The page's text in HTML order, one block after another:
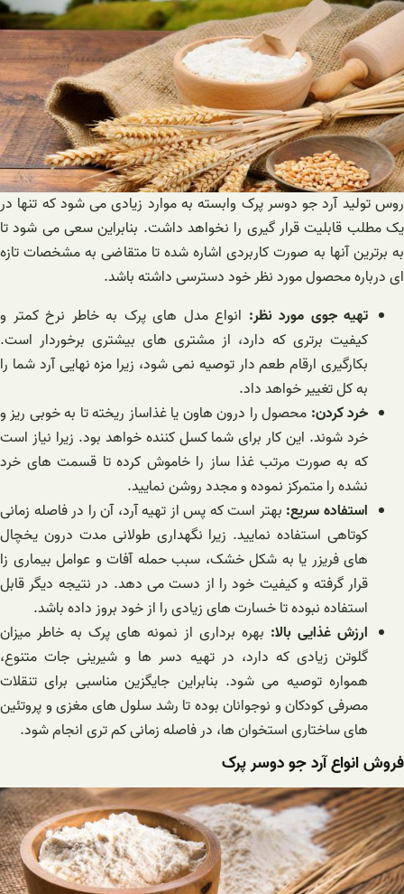
روس تولید آرد جو دوسر پرک وابسته به موارد زیادی می شود که تنها در
یک مطلب قابلیت قرار گیری را نخواهد داشت. بنابراین سعی می شود تا
به برترین آنها به صورت کاربردی اشاره شده تا متقاضی به مشخصات تازه
ای درباره محصول مورد نظر خود دسترسی داشته باشد.
تهیه جوی مورد نظر: انواع مدل های پرک به خاطر نرخ کمتر و
کیفیت برتری که دارد، از مشتری های بیشتری برخوردار است.
بکارگیری ارقام طعم دار توصیه نمی شود، زیرا مزه نهایی آرد شما را
به کل تغییر خواهد داد.
خرد کردن: محصول را درون هاون یا غذاساز ریخته تا به خوبی ریز و
خرد شوند. این کار برای شما کسل کننده خواهد بود. زیرا نیاز است
که به صورت مرتب غذا ساز را خاموش کرده تا قسمت های خرد
نشده را متمرکز نموده و مجدد روشن نمایید.
استفاده سریع: بهتر است که پس از تهیه آرد، آن را در فاصله زمانی
کوتاهی استفاده نمایید. زیرا نگهداری طولانی مدت درون یخچال
های فریزر یا به شکل خشک، سبب حمله آفات و عوامل بیماری زا
قرار گرفته و کیفیت خود را از دست می دهد. در نتیجه دیگر قابل
استفاده نبوده تا خسارت های زیادی را از خود بروز داده باشد.
ارزش غذایی بالا: بهره برداری از نمونه های پرک به خاطر میزان
گلوتن زیادی که دارد، در تهیه دسر ها و شیرینی جات متنوع،
همواره توصیه می شود. بنابراین جایگزین مناسبی برای تنقلات
مصرفی کودکان و نوجوانان بوده تا رشد سلول های مغزی و پروتئین
های ساختاری استخوان ها، در فاصله زمانی کم تری انجام شود.
فروش انواع آرد جو دوسر پرک